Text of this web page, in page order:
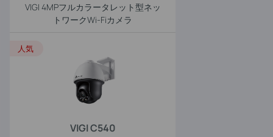
VIGI 4MPフルカラータレット型ネッ
トワークWi-Fiカメラ
VIGI C540
人気